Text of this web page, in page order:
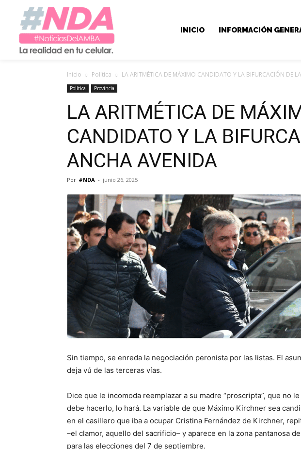
INICIO INFORMACIÓN
Inicio Política LA ARITMÉTICA DE MÁXIMO CANDIDATO Y LA BIFURCACIÓN DE
Política Provincia
LA ARITMÉTICA DE
CANDIDATO Y LA
ANCHA AVENIDA
Por #NDA - junio 26, 2025
Sin tiempo, se enreda la negociación peronista por las listas. El
deja vú de las terceras vías.
Dice que le incomoda reemplazar a su madre “proscripta”, que no
debe hacerlo, lo hará. La variable de que Máximo Kirchner sea
en el casillero que iba a ocupar Cristina Fernández de Kirchner,
–el clamor, aquello del sacrificio– y aparece en la zona pantanosa
para las elecciones del 7 de septiembre.